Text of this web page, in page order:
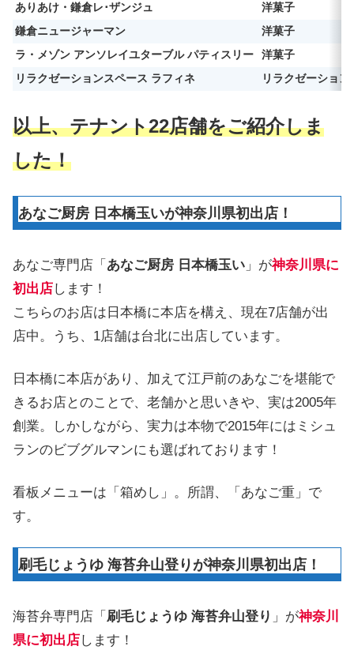
ありあけ・鎌倉レ･ザンジュ
洋菓子
鎌倉ニュージャーマン
洋菓子
ラ・メゾン アンソレイユターブル パティスリー
洋菓子
リラクゼーションスペース ラフィネ
リラクゼーション
以上、テナント22店舗をご紹介しま
した！
あなご厨房 日本橋玉いが神奈川県初出店！
あなご専門店「 あなご厨房 日本橋玉い 」が神奈川県に
初出店します！
こちらのお店は日本橋に本店を構え、現在7店舗が出
店中。うち、1店舗は台北に出店しています。
日本橋に本店があり、加えて江戸前のあなごを堪能で
きるお店とのことで、老舗かと思いきや、実は2005年
創業。しかしながら、実力は本物で2015年にはミシュ
ランのビブグルマンにも選ばれております！
看板メニューは「箱めし」。所謂、「あなご重」で
す。
刷毛じょうゆ 海苔弁山登りが神奈川県初出店！
海苔弁専門店「 刷毛じょうゆ 海苔弁山登り 」が神奈川
県に初出店します！